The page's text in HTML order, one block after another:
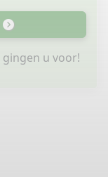
gingen u voor!